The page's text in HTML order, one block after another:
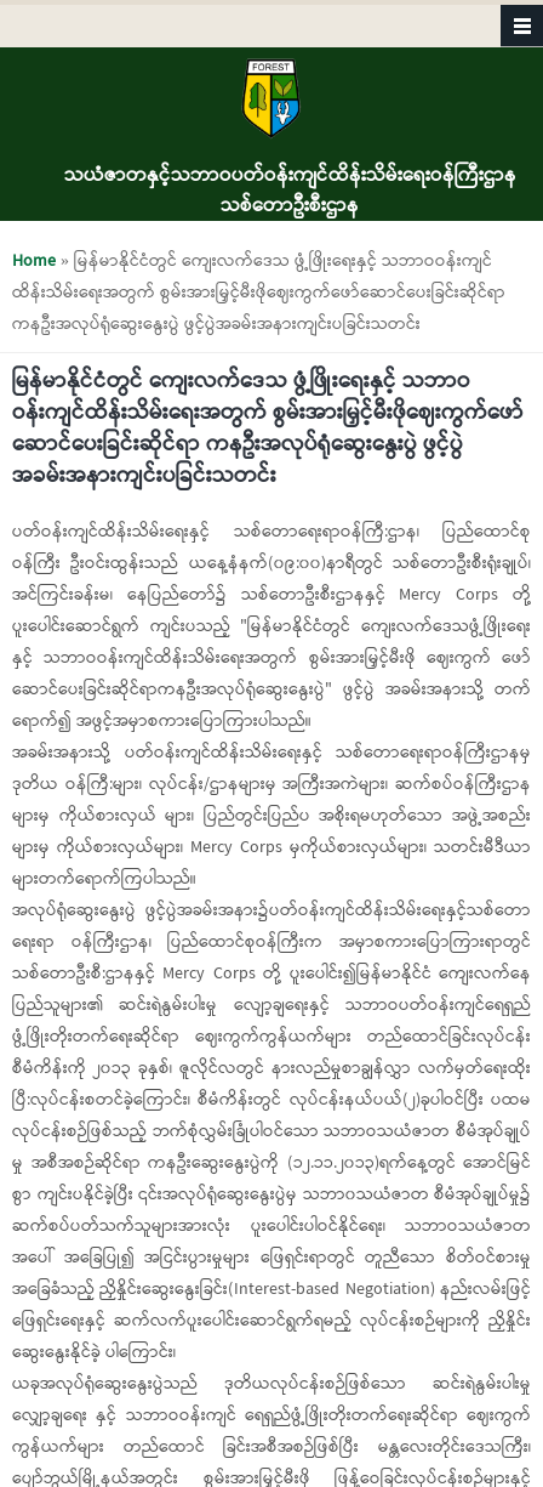
သယံဇာတနှင့်သဘာဝပတ်ဝန်းကျင်ထိန်းသိမ်းရေးဝန်ကြီးဌာန
သစ်တောဦးစီးဌာန
You are here
Home» မြန်မာနိုင်ငံတွင် ကျေးလက်ဒေသ ဖွံ့ဖြိုးရေးနှင့် သဘာဝဝန်းကျင်
ထိန်းသိမ်းရေးအတွက် စွမ်းအားမြှင့်မီးဖိုဈေးကွက်ဖော်ဆောင်ပေးခြင်းဆိုင်ရာ
ကနဦးအလုပ်ရုံဆွေးနွေးပွဲ ဖွင့်ပွဲအခမ်းအနားကျင်းပခြင်းသတင်း
မြန်မာနိုင်ငံတွင် ကျေးလက်ဒေသ ဖွံ့ဖြိုးရေးနှင့် သဘာဝ
ဝန်းကျင်ထိန်းသိမ်းရေးအတွက် စွမ်းအားမြှင့်မီးဖိုဈေးကွက်ဖော်
ဆောင်ပေးခြင်းဆိုင်ရာ ကနဦးအလုပ်ရုံဆွေးနွေးပွဲ ဖွင့်ပွဲ
အခမ်းအနားကျင်းပခြင်းသတင်း
ပတ်ဝန်းကျင်ထိန်းသိမ်းရေးနှင့် သစ်တောရေးရာဝန်ကြီ:ဌာန၊ ပြည်ထောင်စု
ဝန်ကြီး ဦးဝင်းထွန်းသည် ယနေ့နံနက်(၀၉:၀၀)နာရီတွင် သစ်တောဦးစီးရုံးချုပ်၊
အင်ကြင်းခန်းမ၊ နေပြည်တော်၌ သစ်တောဦးစီးဌာနနှင့် Mercy Corps တို့
ပူးပေါင်းဆောင်ရွက် ကျင်းပသည့် "မြန်မာနိုင်ငံတွင် ကျေးလက်ဒေသဖွံ့ဖြိုးရေး
နှင့် သဘာဝဝန်းကျင်ထိန်းသိမ်းရေးအတွက် စွမ်းအားမြှင့်မီးဖို ဈေးကွက် ဖော်
ဆောင်ပေးခြင်းဆိုင်ရာကနဦးအလုပ်ရုံဆွေးနွေးပွဲ" ဖွင့်ပွဲ အခမ်းအနားသို့ တက်
ရောက်၍ အဖွင့်အမှာစကားပြောကြားပါသည်။
အခမ်းအနားသို့ ပတ်ဝန်းကျင်ထိန်းသိမ်းရေးနှင့် သစ်တောရေးရာဝန်ကြီးဌာနမှ
ဒုတိယ ဝန်ကြီ:များ၊ လုပ်ငန်း/ဌာနများမှ အကြီးအကဲများ၊ ဆက်စပ်ဝန်ကြီးဌာန
များမှ ကိုယ်စားလှယ် များ၊ ပြည်တွင်းပြည်ပ အစိုးရမဟုတ်သော အဖွဲ့အစည်း
များမှ ကိုယ်စားလှယ်များ၊ Mercy Corps မှကိုယ်စားလှယ်များ၊ သတင်းမီဒီယာ
များတက်ရောက်ကြပါသည်။
အလုပ်ရုံဆွေးနွေးပွဲ ဖွင့်ပွဲအခမ်းအနား၌ပတ်ဝန်းကျင်ထိန်းသိမ်းရေးနှင့်သစ်တော
ရေးရာ ဝန်ကြီးဌာန၊ ပြည်ထောင်စုဝန်ကြီးက အမှာစကားပြောကြားရာတွင်
သစ်တောဦးစီ:ဌာနနှင့် Mercy Corps တို့ ပူးပေါင်း၍မြန်မာနိုင်ငံ ကျေးလက်နေ
ပြည်သူများ၏ ဆင်းရဲနွမ်းပါးမှု လျော့ချရေးနှင့် သဘာဝပတ်ဝန်းကျင်ရေရှည်
ဖွံ့ဖြိုးတိုးတက်ရေးဆိုင်ရာ ဈေးကွက်ကွန်ယက်များ တည်ထောင်ခြင်းလုပ်ငန်း
စီမံကိန်းကို ၂၀၁၃ ခုနှစ်၊ ဇူလိုင်လတွင် နားလည်မှုစာချွန်လွှာ လက်မှတ်ရေးထိုး
ပြီ:လုပ်ငန်းစတင်ခဲ့ကြောင်း၊ စီမံကိန်းတွင် လုပ်ငန်းနယ်ပယ်(၂)ခုပါဝင်ပြီး ပထမ
လုပ်ငန်းစဉ်ဖြစ်သည့် ဘက်စုံလွှမ်းခြုံပါဝင်သော သဘာဝသယံဇာတ စီမံအုပ်ချုပ်
မှု အစီအစဉ်ဆိုင်ရာ ကနဦးဆွေးနွေးပွဲကို (၁၂.၁၁.၂၀၁၃)ရက်နေ့တွင် အောင်မြင်
စွာ ကျင်းပနိုင်ခဲ့ပြီး ၎င်းအလုပ်ရုံဆွေးနွေးပွဲမှ သဘာ၀သယံဇာတ စီမံအုပ်ချုပ်မှု၌
ဆက်စပ်ပတ်သက်သူများအားလုံး ပူးပေါင်းပါဝင်နိုင်ရေး၊ သဘာဝသယံဇာတ
အပေါ် အခြေပြု၍ အငြင်းပွားမှုများ ဖြေရှင်းရာတွင် တူညီသော စိတ်ဝင်စားမှု
အခြေခံသည့် ညှိနှိုင်းဆွေးနွေးခြင်း(Interest-based Negotiation) နည်းလမ်းဖြင့်
ဖြေရှင်းရေးနှင့် ဆက်လက်ပူးပေါင်းဆောင်ရွက်ရမည့် လုပ်ငန်းစဉ်များကို ညှိနှိုင်း
ဆွေးနွေးနိုင်ခဲ့ ပါကြောင်း၊
ယခုအလုပ်ရုံဆွေးနွေးပွဲသည် ဒုတိယလုပ်ငန်းစဉ်ဖြစ်သော ဆင်းရဲနွမ်းပါးမှု
လျှော့ချရေး နှင့် သဘာဝဝန်းကျင် ရေရှည်ဖွံ့ဖြိုးတိုးတက်ရေးဆိုင်ရာ ဈေးကွက်
ကွန်ယက်များ တည်ထောင် ခြင်းအစီအစဉ်ဖြစ်ပြီး မန္တလေးတိုင်းဒေသကြီး၊
ပျော်ဘွယ်မြို့နယ်အတွင်း စွမ်းအားမြှင့်မီးဖို ဖြန့်ဝေခြင်းလုပ်ငန်းစဉ်များနှင့်